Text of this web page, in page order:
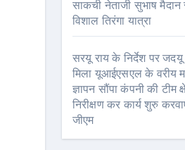
साकची नेताजी सुभाष
विशाल तिरंगा यात्रा
सरयू राय के निर्देश पर जदयू
मिला यूआईएसएल के वरीय
ज्ञापन सौंपा कंपनी की टीम
निरीक्षण कर कार्य शुरु
जीएम